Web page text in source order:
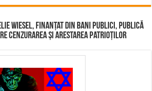
Wiesel, finanțat din bani publici, publică
cenzurarea și arestarea patrioților